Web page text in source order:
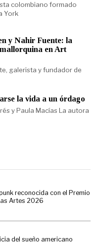
colombiano formado
York
y Nahir Fuente: la
en Art
galerista y fundador de
la vida a un órdago
y Paula Macías La autora
reconocida con el Premio
Artes 2026
del sueño americano